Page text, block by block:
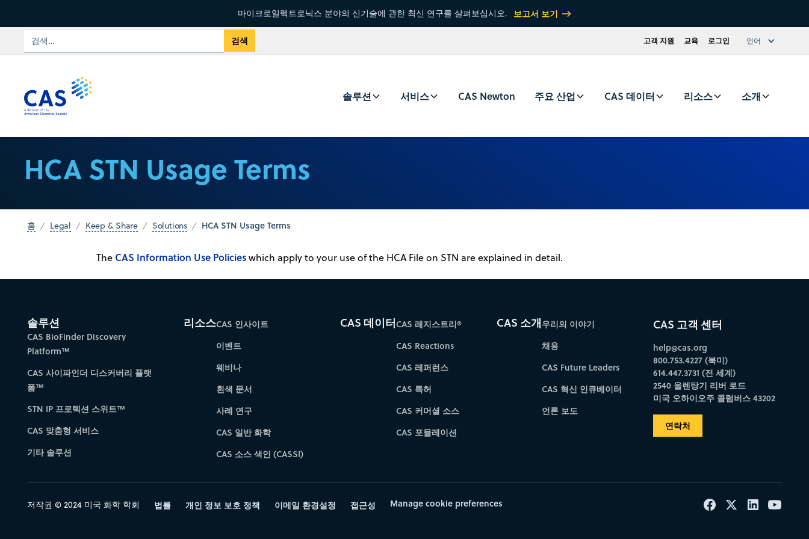
마이크로일렉트로닉스 분야의 신기술에 관한 최신 연구를 살펴보십시오. 보고서 보기
고객 지원 교육 로그인 언어
솔루션 서비스 CAS Newton 주요 산업 CAS 데이터 리소스 소개
HCA STN Usage Terms
홈 Legal Keep & Share Solutions HCA STN Usage Terms
The CAS Information Use Policieswhich apply to your use of the HCA File on STN are explained in detail.
솔루션
CAS BioFinder Discovery
Platform™
CAS 사이파인더 디스커버리 플랫
폼™
STN IP 프로텍션 스위트™
CAS 맞춤형 서비스
기타 솔루션
리소스CAS 인사이트
이벤트
웨비나
흰색 문서
사례 연구
CAS 일반 화학
CAS 소스 색인 (CASSI)
CAS 데이터CAS 레지스트리®
CAS Reactions
CAS 레퍼런스
CAS 특허
CAS 커머셜 소스
CAS 포뮬레이션
CAS 소개우리의 이야기
채용
CAS Future Leaders
CAS 혁신 인큐베이터
언론 보도
CAS 고객 센터
help@cas.org
800.753.4227 (북미)
614.447.3731 (전 세계)
2540 올렌탕기 리버 로드
미국 오하이오주 콜럼버스 43202
연락처
저작권 © 2024 미국 화학 학회 법률 개인 정보 보호 정책 이메일 환경설정 접근성 Manage cookie preferences